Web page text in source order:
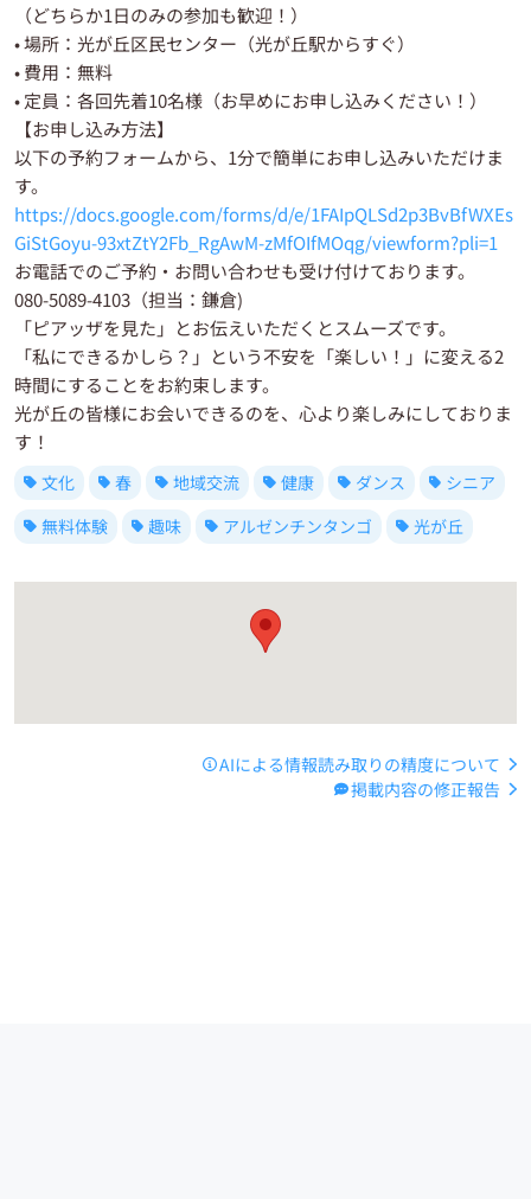
（どちらか1日のみの参加も歓迎！）
• 場所：光が丘区民センター（光が丘駅からすぐ）
• 費用：無料
• 定員：各回先着10名様（お早めにお申し込みください！）
【お申し込み方法】
以下の予約フォームから、1分で簡単にお申し込みいただけま
す。
https://docs.google.com/forms/d/e/1FAIpQLSd2p3BvBfWXEs
GiStGoyu-93xtZtY2Fb_RgAwM-zMfOIfMOqg/viewform?pli=1
お電話でのご予約・お問い合わせも受け付けております。
080-5089-4103（担当：鎌倉)
「ピアッザを見た」とお伝えいただくとスムーズです。
「私にできるかしら？」という不安を「楽しい！」に変える2
時間にすることをお約束します。
光が丘の皆様にお会いできるのを、心より楽しみにしておりま
す！
文化 春 地域交流 健康 ダンス
シニア
無料体験
趣味 アルゼンチンタンゴ 光が丘
AIによる情報読み取りの精度について
掲載内容の修正報告